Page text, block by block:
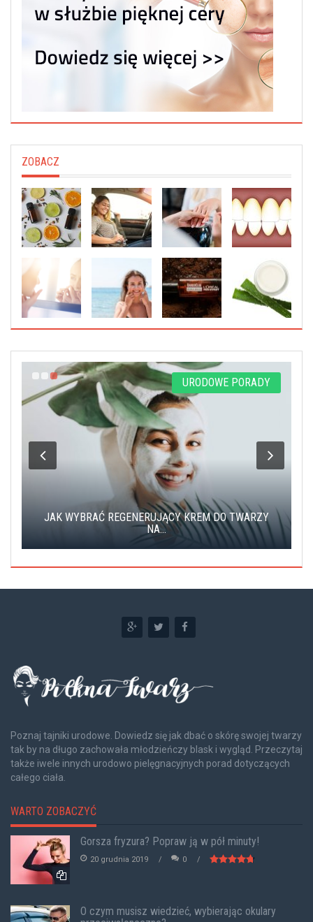
ZOBACZ
URODOWE PORADY
JAK WYBRAĆ REGENERUJĄCY KREM DO TWARZY
NA...
Poznaj tajniki urodowe. Dowiedz się jak dbać o skórę swojej twarzy
tak by na długo zachowała młodzieńczy blask i wygląd. Przeczytaj
także iwele innych urodowo pielęgnacyjnych porad dotyczących
całego ciała.
WARTO ZOBACZYĆ
Gorsza fryzura? Popraw ją w pół minuty!
20 grudnia 2019 0
O czym musisz wiedzieć, wybierając okulary